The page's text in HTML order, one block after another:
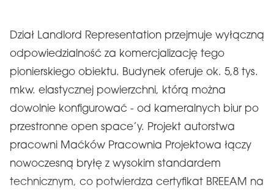
Dział Landlord Representation przejmuje wyłączną
odpowiedzialność za komercjalizację tego
pionierskiego obiektu. Budynek oferuje ok. 5,8 tys.
mkw. elastycznej powierzchni, którą można
dowolnie konfigurować - od kameralnych biur po
przestronne open space’y. Projekt autorstwa
pracowni Maćków Pracownia Projektowa łączy
nowoczesną bryłę z wysokim standardem
technicznym, co potwierdza certyfikat BREEAM na